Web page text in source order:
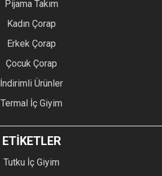
Pijama Takım
Kadın Çorap
Erkek Çorap
Çocuk Çorap
İndirimli Ürünler
Termal İç Giyim
ETİKETLER
Tutku İç Giyim